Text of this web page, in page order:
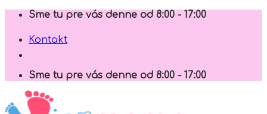
Skip
content
Sme tu pre vás denne od 8:00 - 17:00
Kontakt
Sme tu pre vás denne od 8:00 - 17:00